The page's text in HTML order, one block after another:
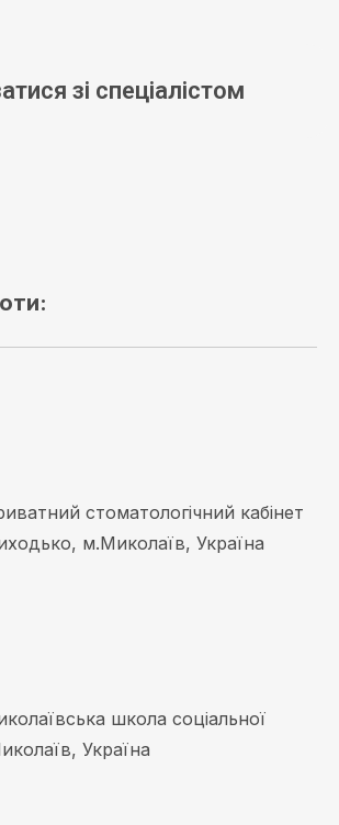
зі спеціалістом
стоматологічний кабінет
м.Миколаїв, Україна
школа соціальної
Україна